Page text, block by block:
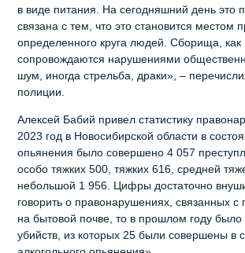
в виде питания. На сегодняшний день это
связана с тем, что это становится местом
определенного круга людей. Сборища, как
сопровождаются нарушениями
шум, иногда стрельба, драки», –
полиции.
Алексей Бабий привел статистику
2023 год в Новосибирской области в
опьянения было совершено 4 057
особо тяжких 500, тяжких 616, средней
небольшой 1 956. Цифры достаточно
говорить о правонарушениях, связанных с
на бытовой почве, то в прошлом году
убийств, из которых 25 были совершены в